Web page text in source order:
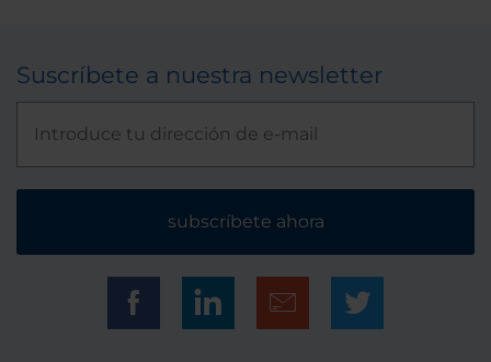
Suscríbete a nuestra newsletter
subscríbete ahora